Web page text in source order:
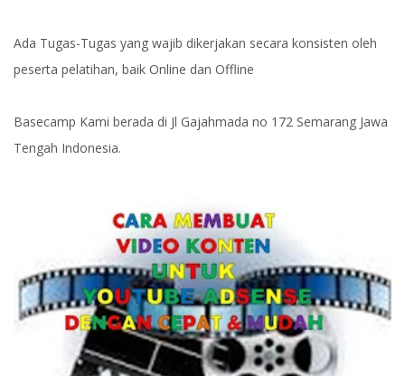
Ada Tugas-Tugas yang wajib dikerjakan secara konsisten oleh
peserta pelatihan, baik Online dan Offline
Basecamp Kami berada di Jl Gajahmada no 172 Semarang Jawa
Tengah Indonesia.